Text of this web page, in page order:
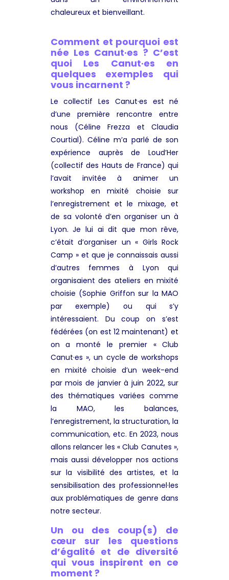
chaleureux et bienveillant.
Comment et pourquoi est
née Les Canut·es ? C’est
quoi Les Canut·es en
quelques exemples qui
vous incarnent ?
Le collectif Les Canut·es est né
d’une première rencontre entre
nous (Céline Frezza et Claudia
Courtial). Céline m’a parlé de son
expérience auprès de Loud’Her
(collectif des Hauts de France) qui
l’avait invitée à animer un
workshop en mixité choisie sur
l’enregistrement et le mixage, et
de sa volonté d’en organiser un à
Lyon. Je lui ai dit que mon rêve,
c’était d’organiser un « Girls Rock
Camp » et que je connaissais aussi
d’autres femmes à Lyon qui
organisaient des ateliers en mixité
choisie (Sophie Griffon sur la MAO
par exemple) ou qui s’y
intéressaient. Du coup on s’est
fédérées (on est 12 maintenant) et
on a monté le premier « Club
Canut·es », un cycle de workshops
en mixité choisie d’un week-end
par mois de janvier à juin 2022, sur
des thématiques variées comme
la MAO, les balances,
l’enregistrement, la structuration, la
communication, etc. En 2023, nous
allons relancer les « Club Canutes »,
mais aussi développer nos actions
sur la visibilité des artistes, et la
sensibilisation des professionnel·les
aux problématiques de genre dans
notre secteur.
Un ou des coup(s) de
cœur sur les questions
d’égalité et de diversité
qui vous inspirent en ce
moment ?